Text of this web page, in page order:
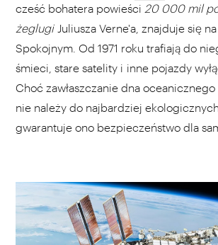
cześć bohatera powieści 20 000 mil
żeglugi Juliusza Verne'a, znajduje się
Spokojnym. Od 1971 roku trafiają do
śmieci, stare satelity i inne pojazdy
Choć zawłaszczanie dna
nie należy do najbardziej
gwarantuje ono bezpieczeństwo dla
WYBIERZ SWOJĄ PLAYLISTĘ